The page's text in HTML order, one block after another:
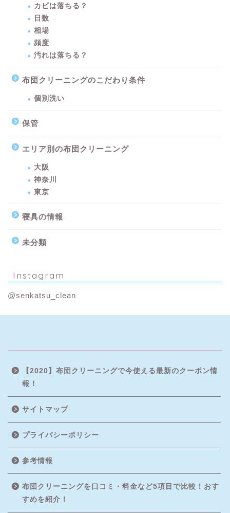
カビは落ちる？
日数
相場
頻度
汚れは落ちる？
布団クリーニングのこだわり条件
個別洗い
保管
エリア別の布団クリーニング
大阪
神奈川
東京
寝具の情報
未分類
Instagram
@senkatsu_clean
【2020】布団クリーニングで今使える最新のクーポン情
報！
サイトマップ
プライバシーポリシー
参考情報
布団クリーニングを口コミ・料金など5項目で比較！おす
すめを紹介！